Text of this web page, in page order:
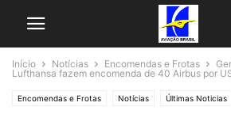
Início Notícias Encomendas e Frotas
Lufthansa fazem encomenda de 40 Airbus por
Encomendas e Frotas Notícias Últimas Noticias